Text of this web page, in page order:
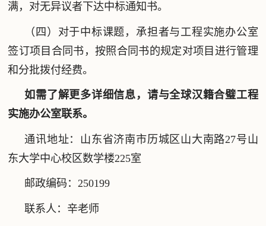
满，对无异议者下达中标通知书。
（四）对于中标课题，承担者与工程实施办公室
签订项目合同书，按照合同书的规定对项目进行管理
和分批拨付经费。
如需了解更多详细信息，请与全球汉籍合璧工程
实施办公室联系。
通讯地址：山东省济南市历城区山大南路27号山
东大学中心校区数学楼225室
邮政编码：250199
联系人：辛老师